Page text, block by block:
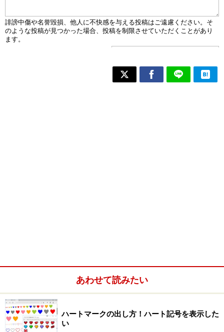
あわせて読みたい
ハートマークの出し方！ハート記号を表示した
い